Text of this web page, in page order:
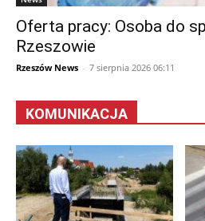
Oferta pracy: Osoba do
Rzeszowie
Rzeszów News - 7 sierpnia 2026 06:11
KOMUNIKACJA